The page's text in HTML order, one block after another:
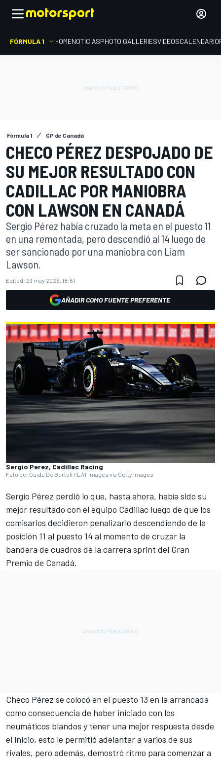
FÓRMULA 1 HOMENOTICIASPHOTO GALLERIESVIDEOSCALENDARIO
Fórmula 1 GP de Canadá
CHECO PÉREZ DESPOJADO DE
SU MEJOR RESULTADO CON
CADILLAC POR MANIOBRA
CON LAWSON EN CANADÁ
Sergio Pérez había cruzado la meta en el puesto 11
en una remontada, pero descendió al 14 luego de
ser sancionado por una maniobra con Liam
Lawson.
Edited: 23 may 2026, 18:51
AÑADIR COMO FUENTE PREFERENTE
Sergio Perez, Cadillac Racing
Foto de: Guido De Bortoli / LAT Images via Getty Images
Sergio Pérez perdió lo que, hasta ahora, había sido su
mejor resultado con el equipo Cadillac luego de que los
comisarios decidieron penalizarlo descendiendo de la
posición 11 al puesto 14 al momento de cruzar la
bandera de cuadros de la carrera sprint del Gran
Premio de Canadá.
Checo Pérez se colocó en el puesto 13 en la arrancada
como consecuencia de haber iniciado con los
neumáticos blandos y tener una mejor respuesta desde
el inicio, esto le permitió adelantar a varios de sus
rivales, pero además, demostró ritmo para comenzar a